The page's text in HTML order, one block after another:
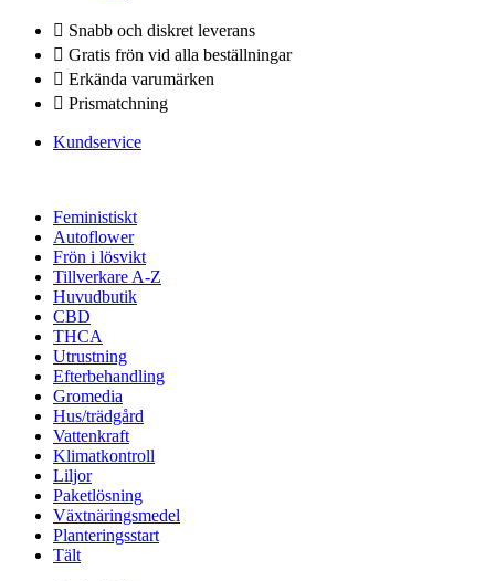
Snabb och diskret leverans
Gratis frön vid alla beställningar
Erkända varumärken
Prismatchning
Kundservice
Feministiskt
Autoflower
Frön i lösvikt
Tillverkare A-Z
Huvudbutik
CBD
THCA
Utrustning
Efterbehandling
Gromedia
Hus/trädgård
Vattenkraft
Klimatkontroll
Liljor
Paketlösning
Växtnäringsmedel
Planteringsstart
Tält